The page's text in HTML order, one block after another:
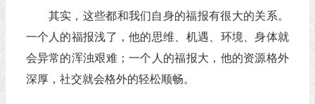
其实，这些都和我们自身的福报有很大的关系。
一个人的福报浅了，他的思维、机遇、环境、身体就
会异常的浑浊艰难；一个人的福报大，他的资源格外
深厚，社交就会格外的轻松顺畅。